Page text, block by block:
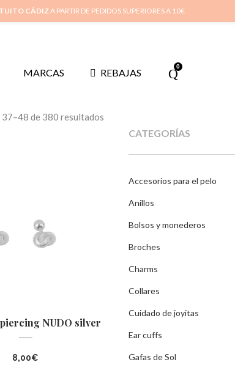
Inicio Mi cuenta Cuidado de tus joyas
MARCAS REBAJAS
0
de 380 resultados
NUDO silver
8,00€
CATEGORÍAS
Accesorios para el pelo
Anillos
Bolsos y monederos
Broches
Charms
Collares
Cuidado de joyitas
Ear cuffs
Gafas de Sol
CÁDIZA PARTIR DE PEDIDOS SUPERIORES A 10€